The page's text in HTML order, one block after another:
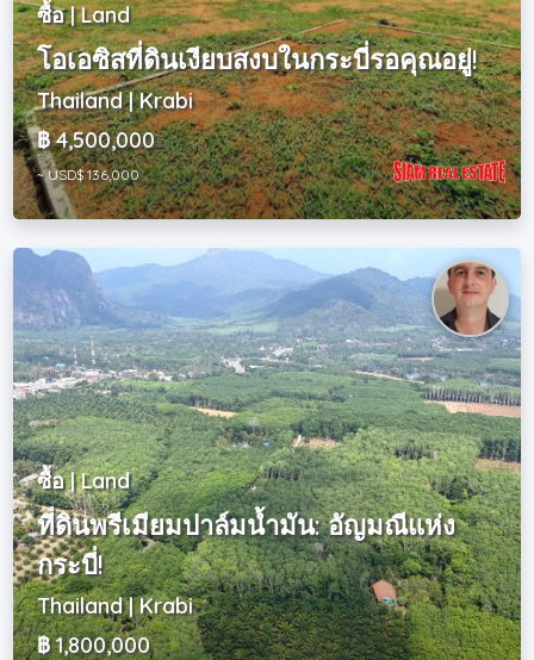
ซื้อ | Land
โอเอซิสที่ดินเงียบสงบในกระบี่รอคุณอยู่!
Thailand | Krabi
฿ 4,500,000
~ USD$ 136,000
ซื้อ | Land
ที่ดินพรีเมียมปาล์มน้ำมัน: อัญมณีแห่ง
กระบี่!
Thailand | Krabi
฿ 1,800,000